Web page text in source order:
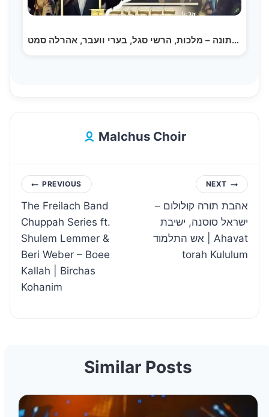
החתונה – מלכות, הרשי סגל, בערי וועבר, אהרלה סמט,…
Malchus Choir
Post
navigation
PREVIOUS
The Freilach Band
Chuppah Series ft.
Shulem Lemmer &
Beri Weber – Boee
Kallah | Birchas
Kohanim
NEXT
אהבת תורה קולולום –
ישראל סוסנה, ישיבת
אש התלמוד | Ahavat
torah Kululum
Similar Posts